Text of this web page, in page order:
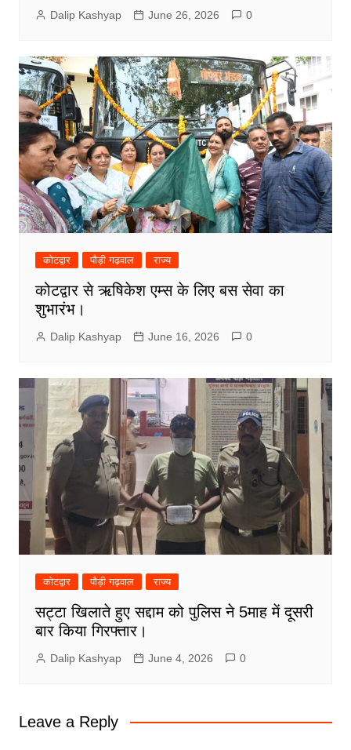
Dalip Kashyap June 26, 2026 0
कोटद्वार पौड़ी गढ़वाल राज्य
कोटद्वार से ऋषिकेश एम्स के लिए बस सेवा का
शुभारंभ।
Dalip Kashyap June 16, 2026 0
कोटद्वार पौड़ी गढ़वाल राज्य
सट्टा खिलाते हुए सद्दाम को पुलिस ने 5माह में दूसरी
बार किया गिरफ्तार।
Dalip Kashyap June 4, 2026 0
Leave a Reply